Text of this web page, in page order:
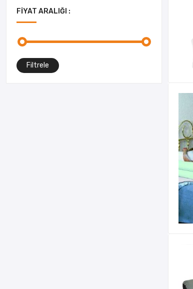
FIYAT ARALIĞI :
Filtrele